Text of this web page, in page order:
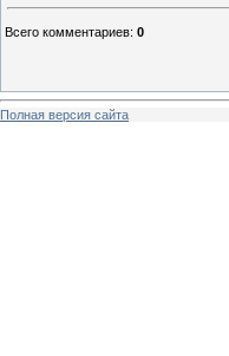
Всего комментариев: 0
Полная версия сайта